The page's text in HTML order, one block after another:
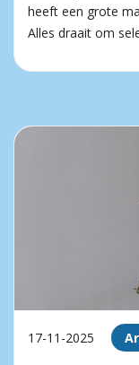
heeft een grote
Alles draait om
17-11-2025